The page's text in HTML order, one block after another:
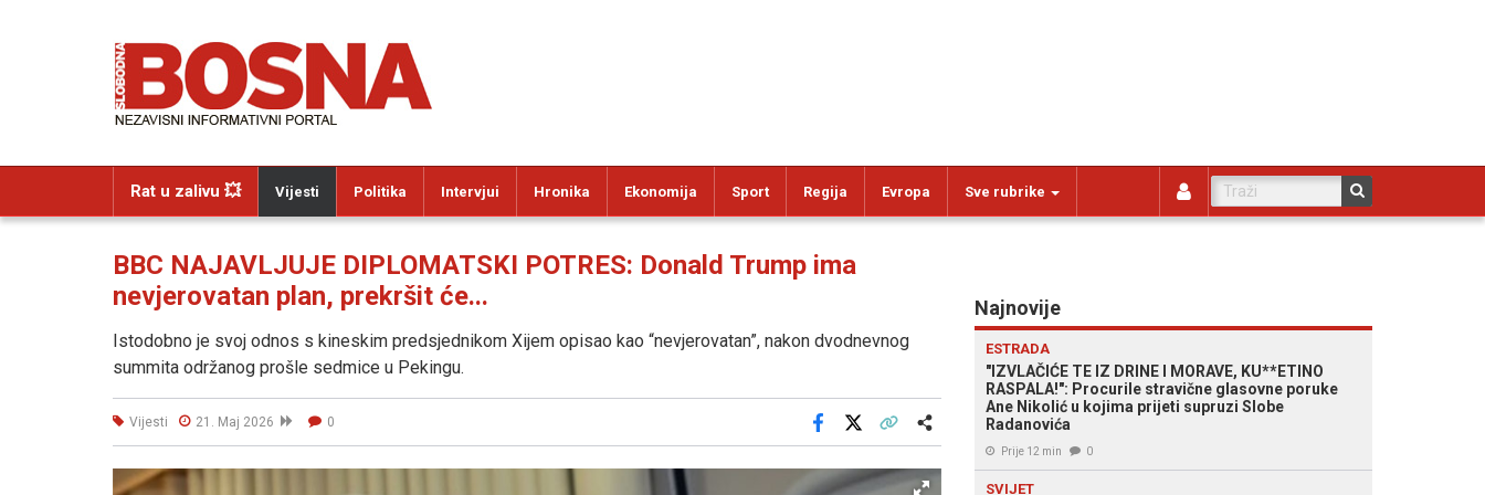
Rat u zalivu 💥 Vijesti Politika Intervjui Hronika Ekonomija Sport Regija Evropa Sve rubrike
BBC NAJAVLJUJE DIPLOMATSKI POTRES: Donald Trump ima
nevjerovatan plan, prekršit će...
Istodobno je svoj odnos s kineskim predsjednikom Xijem opisao kao “nevjerovatan”, nakon dvodnevnog
summita održanog prošle sedmice u Pekingu.
Vijesti 21. Maj 2026 0
Facebook
Najnovije
ESTRADA
"IZVLAČIĆE TE IZ DRINE I MORAVE, KU**ETINO
RASPALA!": Procurile stravične glasovne poruke
Ane Nikolić u kojima prijeti supruzi Slobe
Radanovića
Prije 12 min 0
SVIJET